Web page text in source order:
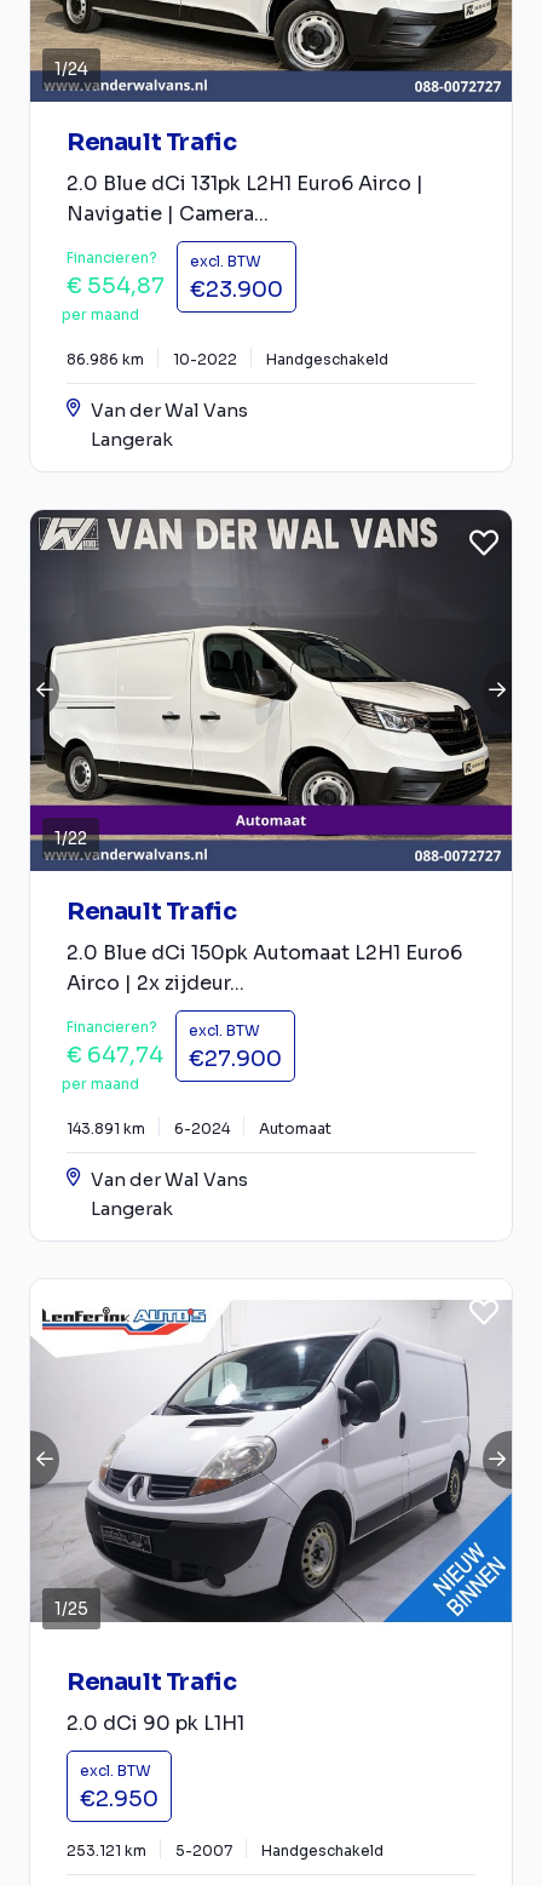
1/24
Renault Trafic
2.0 Blue dCi 131pk L2H1 Euro6 Airco |
Navigatie | Camera...
Financieren?
€ 554,87
per maand
excl. BTW
€23.900
86.986 km 10-2022 Handgeschakeld
Van der Wal Vans
Langerak
1/22
Renault Trafic
2.0 Blue dCi 150pk Automaat L2H1 Euro6
Airco | 2x zijdeur...
Financieren?
€ 647,74
per maand
excl. BTW
€27.900
143.891 km 6-2024 Automaat
Van der Wal Vans
Langerak
1/25
Renault Trafic
2.0 dCi 90 pk L1H1
excl. BTW
€2.950
253.121 km 5-2007 Handgeschakeld